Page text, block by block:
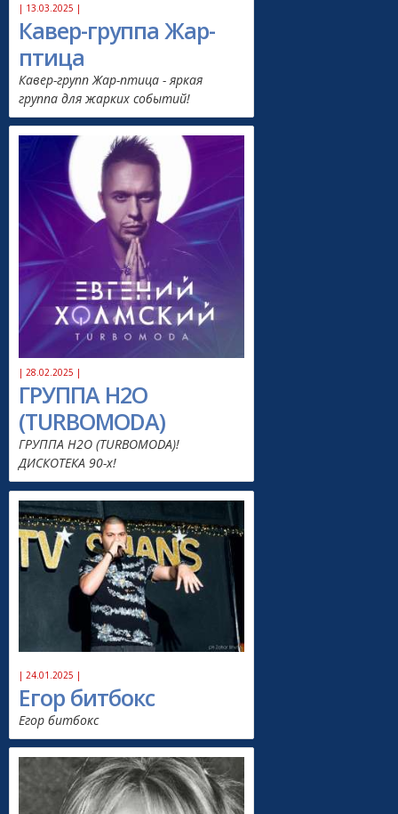
| 13.03.2025 |
Кавер-группа Жар-
птица
Кавер-групп Жар-птица - яркая
группа для жарких событий!
| 28.02.2025 |
ГРУППА H2O
(TURBOMODA)
ГРУППА H2O (TURBOMODA)!
ДИСКОТЕКА 90-х!
| 24.01.2025 |
Егор битбокс
Егор битбокс